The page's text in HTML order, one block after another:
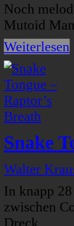
Noch
Mutoid
Weiterlesen
Snake
Walter
In knapp
zwischen
Dreck.